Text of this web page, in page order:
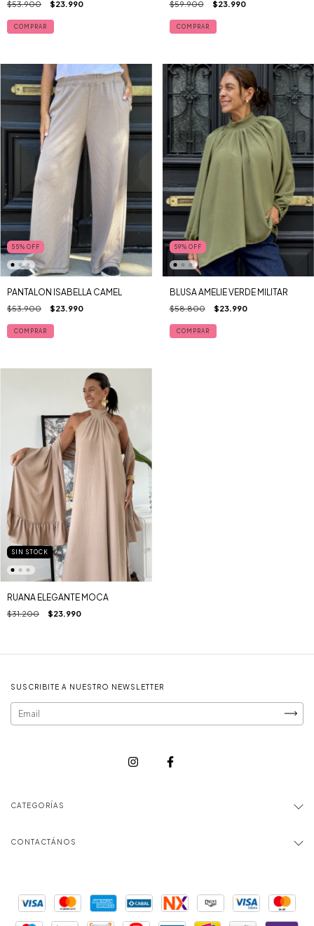
$53.900 $23.990
COMPRAR
$59.900 $23.990
55% OFF
PANTALON ISABELLA CAMEL
$53.900 $23.990
COMPRAR
59% OFF
BLUSA AMELIE VERDE MILITAR
$58.800 $23.990
SIN STOCK
RUANA ELEGANTE MOCA
$31.200 $23.990
SUSCRIBITE A NUESTRO NEWSLETTER
CATEGORÍAS
CONTACTÁNOS